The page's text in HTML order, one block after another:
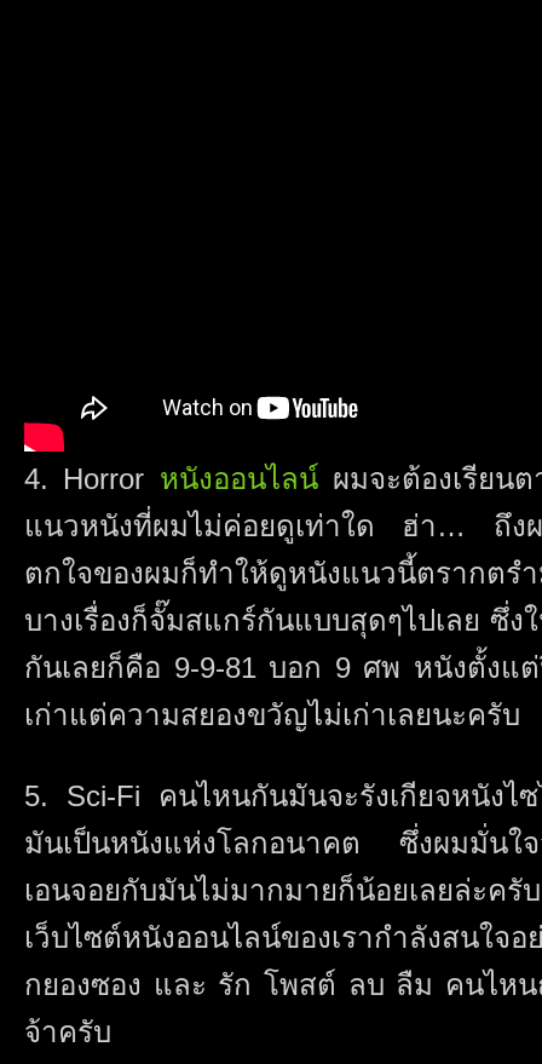
4. Horror หนังออนไลน์ ผมจะต้องเรียน
แนวหนังที่ผมไม่ค่อยดูเท่าใด ฮ่า… ถึง
ตกใจของผมก็ทำให้ดูหนังแนวนี้ตรากต
บางเรื่องก็จั๊มสแกร์กันแบบสุดๆไปเลย ซึ่
กันเลยก็คือ 9-9-81 บอก 9 ศพ หนังตั้งแ
เก่าแต่ความสยองขวัญไม่เก่าเลยนะครับ
5. Sci-Fi คนไหนกันมันจะรังเกียจหนังไ
มันเป็นหนังแห่งโลกอนาคต ซึ่งผมมั่นใ
เอนจอยกับมันไม่มากมายก็น้อยเลยล่ะค
เว็บไซต์หนังออนไลน์ของเรากำลังสนใจ
กยองซอง และ รัก โพสต์ ลบ ลืม คนไหน
จ้าครับ